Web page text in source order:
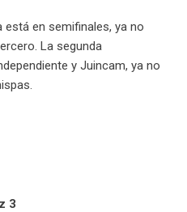
está en semifinales, ya no
La segunda
y Juincam, ya no
3